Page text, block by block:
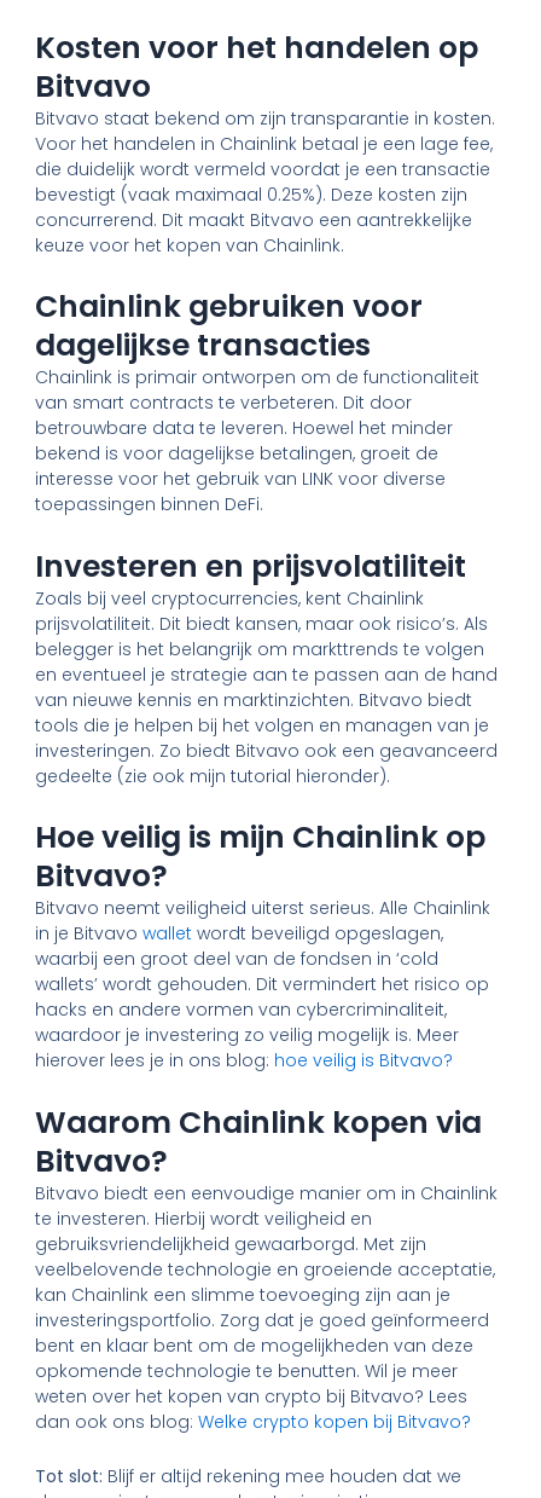
Kosten voor het handelen op
Bitvavo
Bitvavo staat bekend om zijn transparantie in kosten.
Voor het handelen in Chainlink betaal je een lage fee,
die duidelijk wordt vermeld voordat je een transactie
bevestigt (vaak maximaal 0.25%). Deze kosten zijn
concurrerend. Dit maakt Bitvavo een aantrekkelijke
keuze voor het kopen van Chainlink.
Chainlink gebruiken voor
dagelijkse transacties
Chainlink is primair ontworpen om de functionaliteit
van smart contracts te verbeteren. Dit door
betrouwbare data te leveren. Hoewel het minder
bekend is voor dagelijkse betalingen, groeit de
interesse voor het gebruik van LINK voor diverse
toepassingen binnen DeFi.
Investeren en prijsvolatiliteit
Zoals bij veel cryptocurrencies, kent Chainlink
prijsvolatiliteit. Dit biedt kansen, maar ook risico’s. Als
belegger is het belangrijk om markttrends te volgen
en eventueel je strategie aan te passen aan de hand
van nieuwe kennis en marktinzichten. Bitvavo biedt
tools die je helpen bij het volgen en managen van je
investeringen. Zo biedt Bitvavo ook een geavanceerd
gedeelte (zie ook mijn tutorial hieronder).
Hoe veilig is mijn Chainlink op
Bitvavo?
Bitvavo neemt veiligheid uiterst serieus. Alle Chainlink
in je Bitvavowallet wordt beveiligd opgeslagen,
waarbij een groot deel van de fondsen in ‘cold
wallets’ wordt gehouden. Dit vermindert het risico op
hacks en andere vormen van cybercriminaliteit,
waardoor je investering zo veilig mogelijk is. Meer
hierover lees je in ons blog: hoe veilig is Bitvavo?
Waarom Chainlink kopen via
Bitvavo?
Bitvavo biedt een eenvoudige manier om in Chainlink
te investeren. Hierbij wordt veiligheid en
gebruiksvriendelijkheid gewaarborgd. Met zijn
veelbelovende technologie en groeiende acceptatie,
kan Chainlink een slimme toevoeging zijn aan je
investeringsportfolio. Zorg dat je goed geïnformeerd
bent en klaar bent om de mogelijkheden van deze
opkomende technologie te benutten. Wil je meer
weten over het kopen van crypto bij Bitvavo? Lees
dan ook ons blog:Welke crypto kopen bij Bitvavo?
Tot slot: Blijf er altijd rekening mee houden dat we